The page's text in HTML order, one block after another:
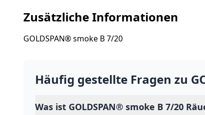
Zusätzliche Informationen
GOLDSPAN® smoke B 7/20
Häufig gestellte Fragen zu
Was ist GOLDSPAN® smoke B 7/20